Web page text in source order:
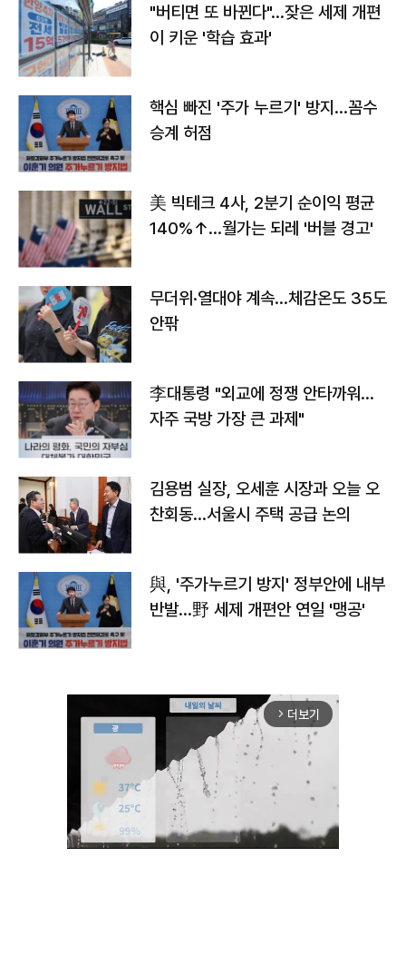
"버티면 또 바뀐다"…잦은 세제 개편
이 키운 '학습 효과'
핵심 빠진 '주가 누르기' 방지…꼼수
승계 허점
美 빅테크 4사, 2분기 순이익 평균
140%↑…월가는 되레 '버블 경고'
무더위·열대야 계속…체감온도 35도
안팎
李대통령 "외교에 정쟁 안타까워…
자주 국방 가장 큰 과제"
김용범 실장, 오세훈 시장과 오늘 오
찬회동...서울시 주택 공급 논의
與, '주가누르기 방지' 정부안에 내부
반발…野 세제 개편안 연일 '맹공'
arrow_forward_ios 더보기